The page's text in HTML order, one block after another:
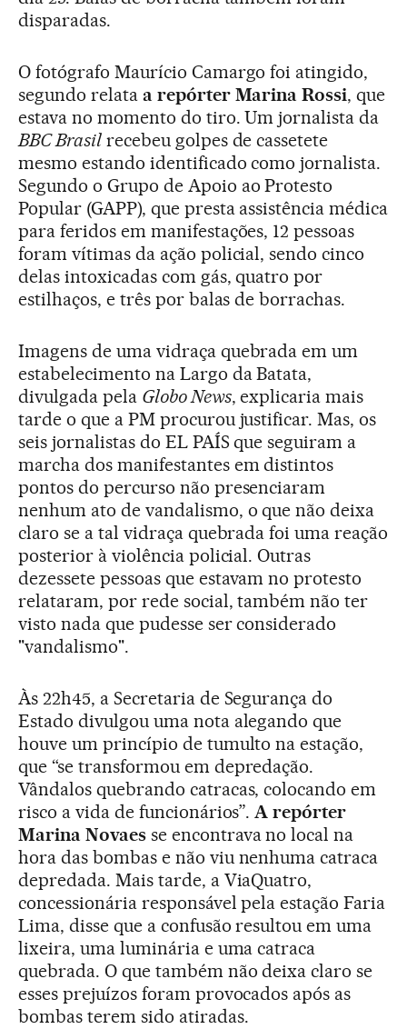
disparadas.
O fotógrafo Maurício Camargo foi atingido,
segundo relata a repórter Marina Rossi, que
estava no momento do tiro. Um jornalista da
BBC Brasilrecebeu golpes de cassetete
mesmo estando identificado como jornalista.
Segundo o Grupo de Apoio ao Protesto
Popular (GAPP), que presta assistência médica
para feridos em manifestações, 12 pessoas
foram vítimas da ação policial, sendo cinco
delas intoxicadas com gás, quatro por
estilhaços, e três por balas de borrachas.
Imagens de uma vidraça quebrada em um
estabelecimento na Largo da Batata,
divulgada pela Globo News, explicaria mais
tarde o que a PM procurou justificar. Mas, os
seis jornalistas do EL PAÍS que seguiram a
marcha dos manifestantes em distintos
pontos do percurso não presenciaram
nenhum ato de vandalismo, o que não deixa
claro se a tal vidraça quebrada foi uma reação
posterior à violência policial. Outras
dezessete pessoas que estavam no protesto
relataram, por rede social, também não ter
visto nada que pudesse ser considerado
"vandalismo".
Às 22h45, a Secretaria de Segurança do
Estado divulgou uma nota alegando que
houve um princípio de tumulto na estação,
que “se transformou em depredação.
Vândalos quebrando catracas, colocando em
risco a vida de funcionários”.A repórter
Marina Novaesse encontrava no local na
hora das bombas e não viu nenhuma catraca
depredada. Mais tarde, a ViaQuatro,
concessionária responsável pela estação Faria
Lima, disse que a confusão resultou em uma
lixeira, uma luminária e uma catraca
quebrada. O que também não deixa claro se
esses prejuízos foram provocados após as
bombas terem sido atiradas.